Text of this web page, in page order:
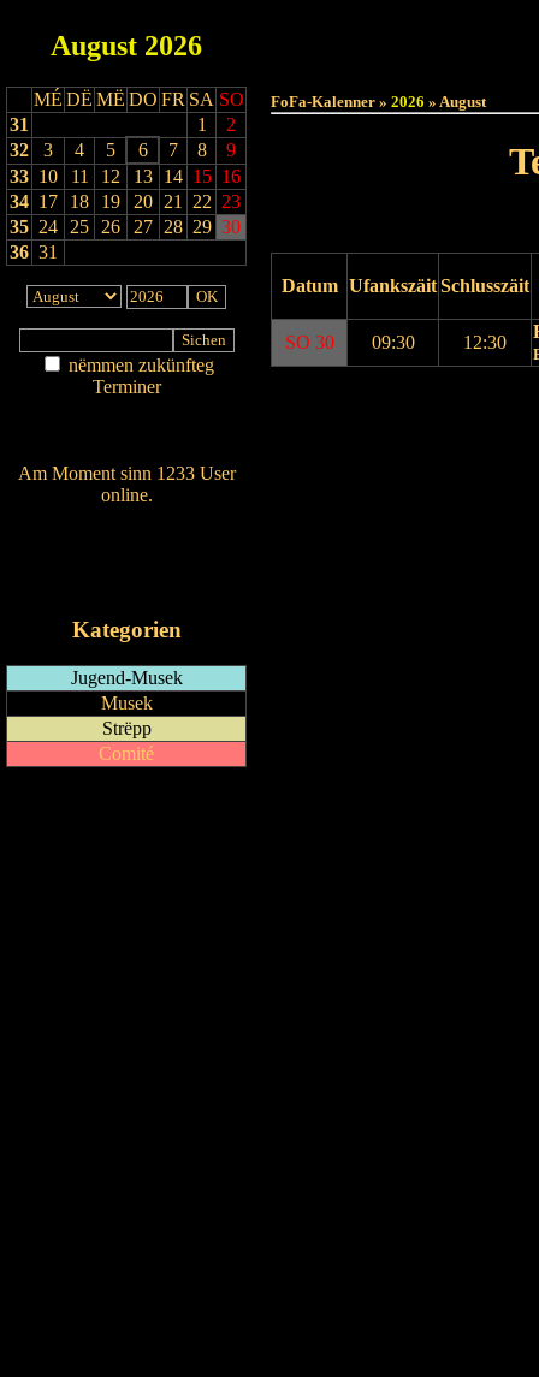
August 2026
MÉ DË MË DO FR SA SO
31
1
2
32
3 4 5 6 7 8
9
33 10 11 12 13 14 15 16
34 17 18 19 20 21 22 23
35 24 25 26 27 28 29 30
36 31
nëmmen zukünfteg
Terminer
Am Moment sinn 1233 User
online.
Kategorien
Jugend-Musek
Musek
Strëpp
Comité
FoFa-Kalenner » 2026 » August
Datum UfankszäitSchlusszäit
SO 30 09:30 12:30